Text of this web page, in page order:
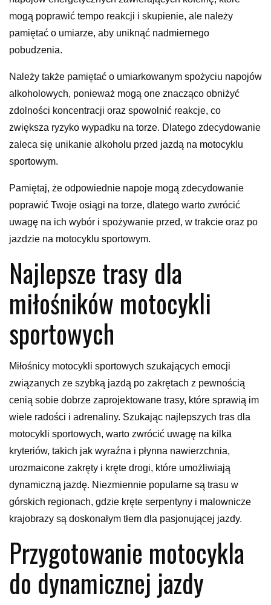
mogą poprawić tempo reakcji i skupienie, ale należy
pamiętać o umiarze, aby uniknąć nadmiernego
pobudzenia.
Należy także pamiętać o umiarkowanym spożyciu napojów
alkoholowych, ponieważ mogą one znacząco obniżyć
zdolności koncentracji oraz spowolnić reakcje, co
zwiększa ryzyko wypadku na torze. Dlatego zdecydowanie
zaleca się unikanie alkoholu przed jazdą na motocyklu
sportowym.
Pamiętaj, że odpowiednie napoje mogą zdecydowanie
poprawić Twoje osiągi na torze, dlatego warto zwrócić
uwagę na ich wybór i spożywanie przed, w trakcie oraz po
jazdzie na motocyklu sportowym.
Najlepsze trasy dla
miłośników motocykli
sportowych
Miłośnicy motocykli sportowych szukających emocji
związanych ze szybką jazdą po zakrętach z pewnością
cenią sobie dobrze zaprojektowane trasy, które sprawią im
wiele radości i adrenaliny. Szukając najlepszych tras dla
motocykli sportowych, warto zwrócić uwagę na kilka
kryteriów, takich jak wyraźna i płynna nawierzchnia,
urozmaicone zakręty i kręte drogi, które umożliwiają
dynamiczną jazdę. Niezmiennie popularne są trasu w
górskich regionach, gdzie kręte serpentyny i malownicze
krajobrazy są doskonałym tłem dla pasjonującej jazdy.
Przygotowanie motocykla
do dynamicznej jazdy